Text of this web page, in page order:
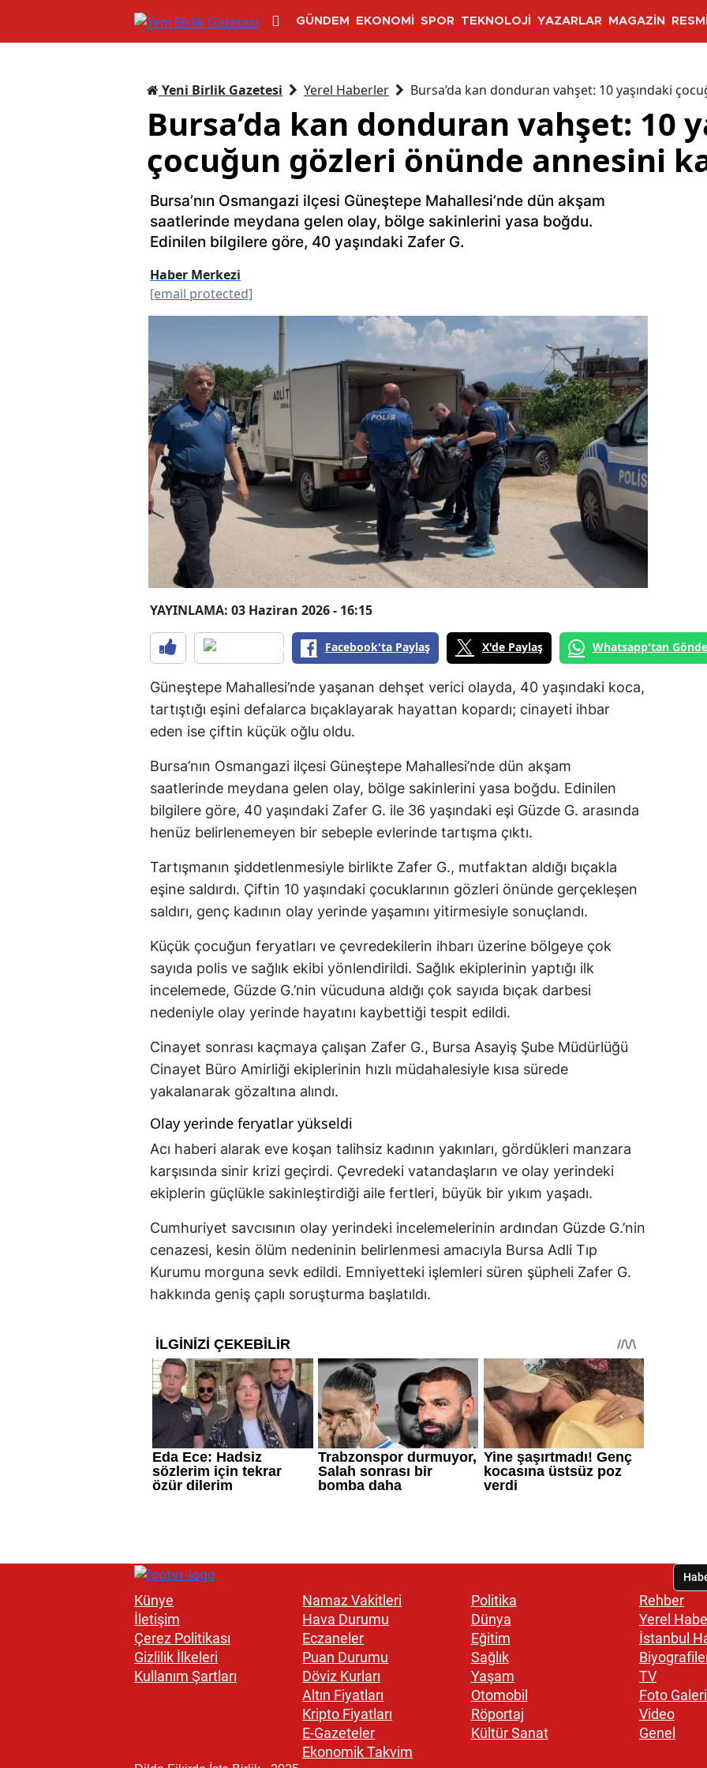
GÜNDEM EKONOMİ SPOR TEKNOLOJİ YAZARLAR MAGAZİN
Yeni Birlik Gazetesi Yerel Haberler Bursa’da kan donduran vahşet: 10 yaşındaki
Bursa’da kan donduran vahşet: 10
çocuğun gözleri önünde annesini
Bursa’nın Osmangazi ilçesi Güneştepe Mahallesi’nde dün akşam
saatlerinde meydana gelen olay, bölge sakinlerini yasa boğdu.
Edinilen bilgilere göre, 40 yaşındaki Zafer G.
Haber Merkezi
[email protected]
YAYINLAMA: 03 Haziran 2026 - 16:15
Facebook'ta Paylaş X'de Paylaş Whatsapp'tan
Güneştepe Mahallesi’nde yaşanan dehşet verici olayda, 40 yaşındaki koca,
tartıştığı eşini defalarca bıçaklayarak hayattan kopardı; cinayeti ihbar
eden ise çiftin küçük oğlu oldu.
Bursa’nın Osmangazi ilçesi Güneştepe Mahallesi’nde dün akşam
saatlerinde meydana gelen olay, bölge sakinlerini yasa boğdu. Edinilen
bilgilere göre, 40 yaşındaki Zafer G. ile 36 yaşındaki eşi Güzde G. arasında
henüz belirlenemeyen bir sebeple evlerinde tartışma çıktı.
Tartışmanın şiddetlenmesiyle birlikte Zafer G., mutfaktan aldığı bıçakla
eşine saldırdı. Çiftin 10 yaşındaki çocuklarının gözleri önünde gerçekleşen
saldırı, genç kadının olay yerinde yaşamını yitirmesiyle sonuçlandı.
Küçük çocuğun feryatları ve çevredekilerin ihbarı üzerine bölgeye çok
sayıda polis ve sağlık ekibi yönlendirildi. Sağlık ekiplerinin yaptığı ilk
incelemede, Güzde G.’nin vücuduna aldığı çok sayıda bıçak darbesi
nedeniyle olay yerinde hayatını kaybettiği tespit edildi.
Cinayet sonrası kaçmaya çalışan Zafer G., Bursa Asayiş Şube Müdürlüğü
Cinayet Büro Amirliği ekiplerinin hızlı müdahalesiyle kısa sürede
yakalanarak gözaltına alındı.
Olay yerinde feryatlar yükseldi
Acı haberi alarak eve koşan talihsiz kadının yakınları, gördükleri manzara
karşısında sinir krizi geçirdi. Çevredeki vatandaşların ve olay yerindeki
ekiplerin güçlükle sakinleştirdiği aile fertleri, büyük bir yıkım yaşadı.
Cumhuriyet savcısının olay yerindeki incelemelerinin ardından Güzde G.’nin
cenazesi, kesin ölüm nedeninin belirlenmesi amacıyla Bursa Adli Tıp
Kurumu morguna sevk edildi. Emniyetteki işlemleri süren şüpheli Zafer G.
hakkında geniş çaplı soruşturma başlatıldı.
Künye
İletişim
Çerez Politikası
Gizlilik İlkeleri
Kullanım Şartları
Namaz Vakitleri
Hava Durumu
Eczaneler
Puan Durumu
Döviz Kurları
Altın Fiyatları
Kripto Fiyatları
E-Gazeteler
Ekonomik Takvim
Politika
Dünya
Eğitim
Sağlık
Yaşam
Otomobil
Röportaj
Kültür Sanat
Rehber
Yerel
İstanbul
TV
Foto Galeri
Video
Genel